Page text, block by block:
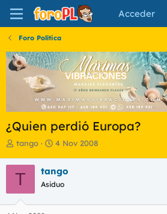
Acceder
Foro Política
¿Quien perdió Europa?
I
i
c
a
d
tango
F
h
a
e
4 Nov 2008
T tango
Asiduo